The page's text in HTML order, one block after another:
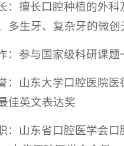
：擅长口腔种植的外
多生牙、复杂牙的微创
：参与国家级科研课题
：山东大学口腔医院
佳英文表达奖
：山东省口腔医学会